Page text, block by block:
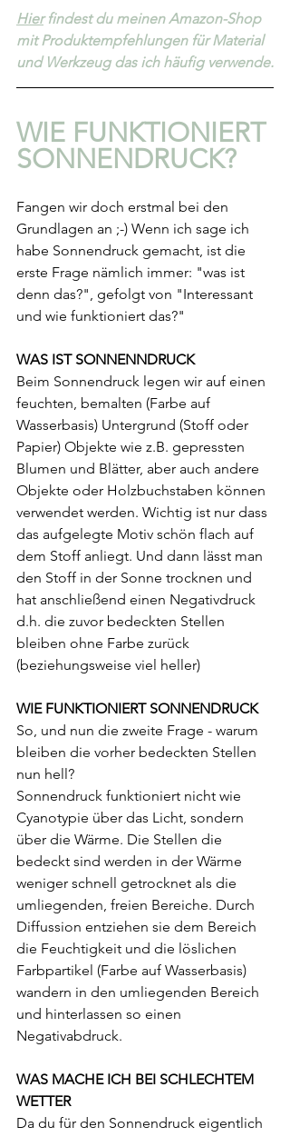
Hier findest du meinen Amazon-Shop
mit Produktempfehlungen für Material
und Werkzeug das ich häufig verwende.
WIE FUNKTIONIERT
SONNENDRUCK?
Fangen wir doch erstmal bei den
Grundlagen an ;-) Wenn ich sage ich
habe Sonnendruck gemacht, ist die
erste Frage nämlich immer: "was ist
denn das?", gefolgt von "Interessant
und wie funktioniert das?"
WAS IST SONNENNDRUCK
Beim Sonnendruck legen wir auf einen
feuchten, bemalten (Farbe auf
Wasserbasis) Untergrund (Stoff oder
Papier) Objekte wie z.B. gepressten
Blumen und Blätter, aber auch andere
Objekte oder Holzbuchstaben können
verwendet werden. Wichtig ist nur dass
das aufgelegte Motiv schön flach auf
dem Stoff anliegt. Und dann lässt man
den Stoff in der Sonne trocknen und
hat anschließend einen Negativdruck
d.h. die zuvor bedeckten Stellen
bleiben ohne Farbe zurück
(beziehungsweise viel heller)
WIE FUNKTIONIERT SONNENDRUCK
So, und nun die zweite Frage - warum
bleiben die vorher bedeckten Stellen
nun hell?
Sonnendruck funktioniert nicht wie
Cyanotypie über das Licht, sondern
über die Wärme. Die Stellen die
bedeckt sind werden in der Wärme
weniger schnell getrocknet als die
umliegenden, freien Bereiche. Durch
Diffussion entziehen sie dem Bereich
die Feuchtigkeit und die löslichen
Farbpartikel (Farbe auf Wasserbasis)
wandern in den umliegenden Bereich
und hinterlassen so einen
Negativabdruck.
WAS MACHE ICH BEI SCHLECHTEM
WETTER
Da du für den Sonnendruck eigentlich